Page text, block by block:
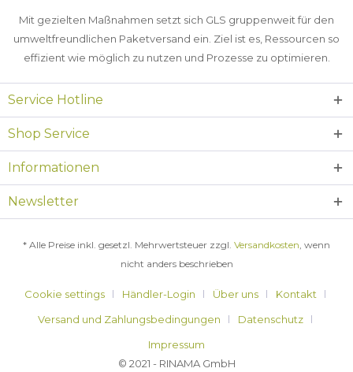
Mit gezielten Maßnahmen setzt sich GLS gruppenweit für den
umweltfreundlichen Paketversand ein. Ziel ist es, Ressourcen so
effizient wie möglich zu nutzen und Prozesse zu optimieren.
Service Hotline
Shop Service
Informationen
Newsletter
* Alle Preise inkl. gesetzl. Mehrwertsteuer zzgl. Versandkosten, wenn
nicht anders beschrieben
Cookie settings Händler-Login Über uns
Kontakt
Versand und Zahlungsbedingungen
Datenschutz
Impressum
© 2021 - RINAMA GmbH